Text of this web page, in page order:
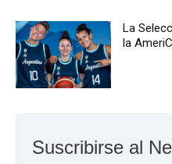
La
la
Suscribirse al